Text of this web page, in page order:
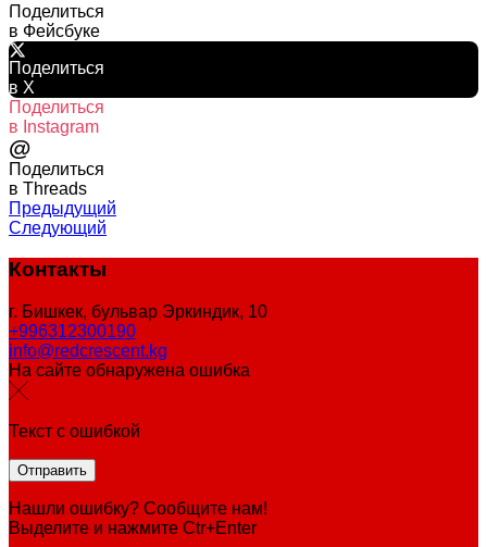
Поделиться
в Фейсбуке
Поделиться
в X
Поделиться
в Instagram
@
Поделиться
в Threads
Предыдущий
Следующий
Контакты
г. Бишкек, бульвар Эркиндик, 10
+996312300190
info@redcrescent.kg
На сайте обнаружена ошибка
Текст с ошибкой
Нашли ошибку? Сообщите нам!
Выделите и нажмите Ctr+Enter